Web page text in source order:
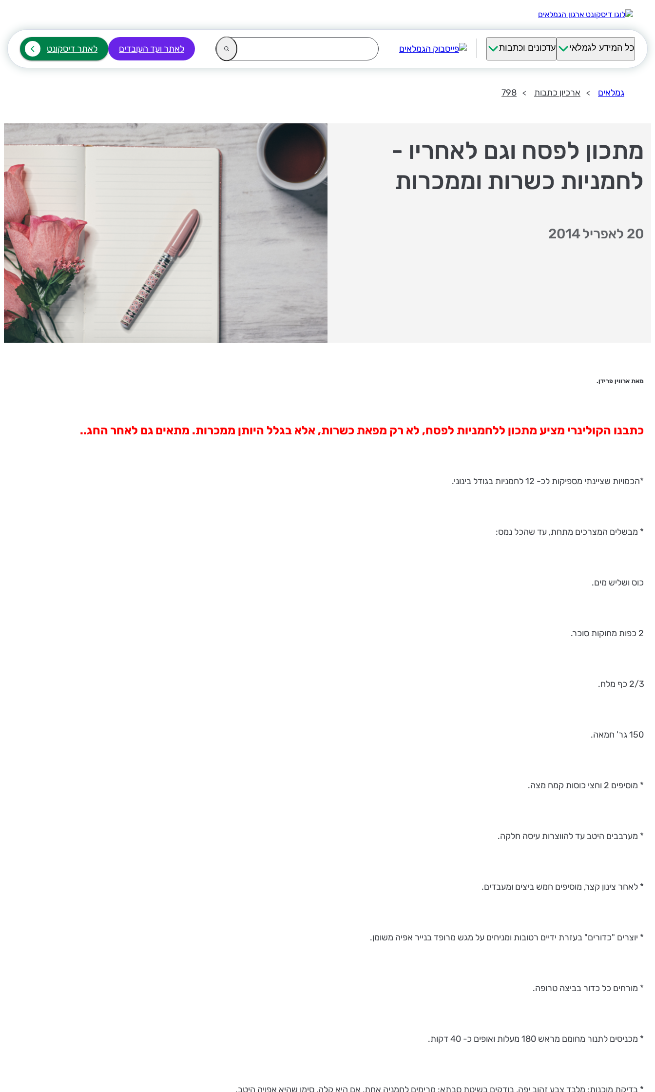
כל המידע לגמלאי עדכונים וכתבות לאתר ועד העובדים לאתר דיסקונט
גמלאים ארכיון כתבות 798
מתכון לפסח וגם לאחריו -
לחמניות כשרות וממכרות
20 לאפריל 2014
מאת ארווין פרידן.
כתבנו הקולינרי מציע מתכון ללחמניות לפסח, לא רק מפאת כשרות, אלא בגלל היותן ממכרות. מתאים גם לאחר החג..
*הכמויות שציינתי מספיקות לכ- 12 לחמניות בגודל בינוני.
* מבשלים המצרכים מתחת, עד שהכל נמס:
כוס ושליש מים.
2 כפות מחוקות סוכר.
2/3 כף מלח.
150 גר' חמאה.
* מוסיפים 2 וחצי כוסות קמח מצה.
* מערבבים היטב עד להווצרות עיסה חלקה.
* לאחר צינון קצר, מוסיפים חמש ביצים ומעבדים.
* יוצרים "כדורים" בעזרת ידיים רטובות ומניחים על מגש מרופד בנייר אפיה משומן.
* מורחים כל כדור בביצה טרופה.
* מכניסים לתנור מחומם מראש 180 מעלות ואופים כ- 40 דקות.
* בדיקת מוכנות: מלבד צבע זהוב יפה, בודקים בשיטת סבתא: מרימים לחמניה אחת, אם היא קלה, סימן שהיא אפויה היטב.